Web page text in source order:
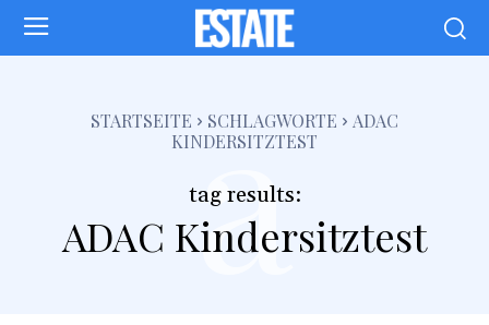
STARTSEITE SCHLAGWORTE
ADAC
KINDERSITZTEST
tag results:
ADAC Kindersitztest
a